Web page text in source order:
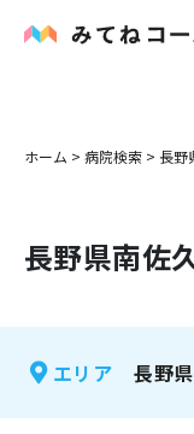
内科
花粉症
感染症
ホーム > 病院検索 > 長野
長野県南佐
エリア 長野県